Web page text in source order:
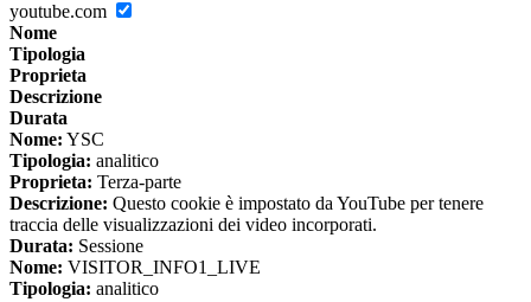
youtube.com
Nome
Tipologia
Proprieta
Descrizione
Durata
Nome: YSC
Tipologia: analitico
Proprieta: Terza-parte
Descrizione: Questo cookie è impostato da YouTube per tenere
traccia delle visualizzazioni dei video incorporati.
Durata: Sessione
Nome: VISITOR_INFO1_LIVE
Tipologia: analitico